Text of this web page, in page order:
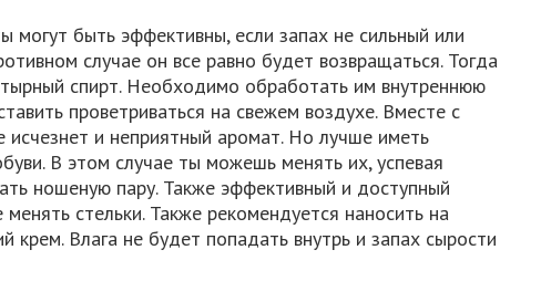
могут быть эффективны, если запах не сильный или
случае он все равно будет возвращаться. Тогда
спирт. Необходимо обработать им внутреннюю
проветриваться на свежем воздухе. Вместе с
исчезнет и неприятный аромат. Но лучше иметь
В этом случае ты можешь менять их, успевая
ношеную пару. Также эффективный и доступный
стельки. Также рекомендуется наносить на
крем. Влага не будет попадать внутрь и запах сырости